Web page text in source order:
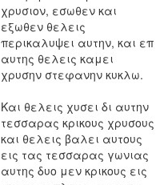
χρυσιον, εσωθεν και
εξωθεν θελεις
περικαλυψει αυτην, και επ
αυτης θελεις καμει
χρυσην στεφανην κυκλω.
Και θελεις χυσει δι αυτην
τεσσαρας κρικους χρυσους
και θελεις βαλει αυτους
εις τας τεσσαρας γωνιας
αυτης δυο μεν κρικους εις